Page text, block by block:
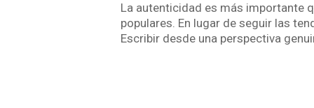
La autenticidad es más importante
populares. En lugar de seguir las
Escribir desde una perspectiva